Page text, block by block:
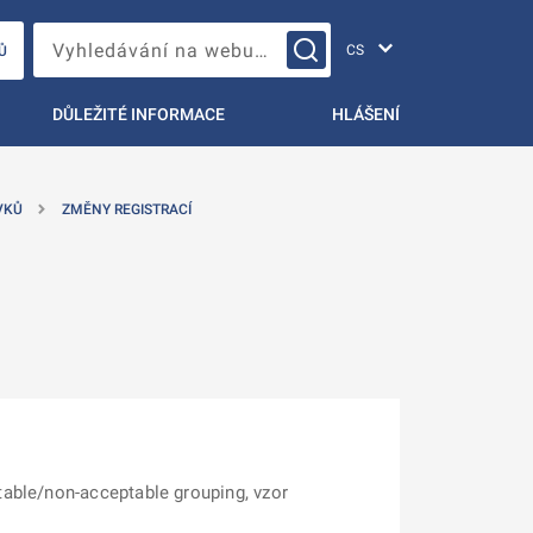
Vyhledávání na webu…
DŮLEŽITÉ INFORMACE HLÁŠENÍ
ZMĚNY REGISTRACÍ
non-acceptable grouping, vzor